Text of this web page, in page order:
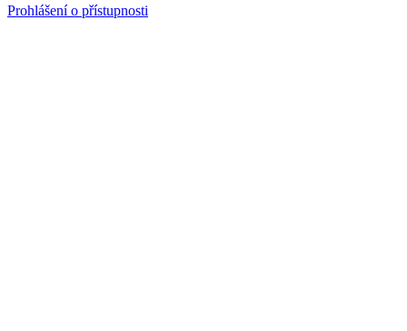
Prohlášení o přístupnosti